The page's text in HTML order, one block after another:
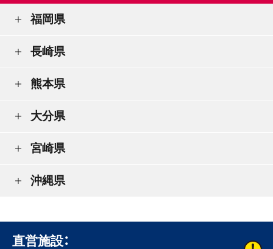
福岡県
長崎県
熊本県
大分県
宮崎県
沖縄県
直営施設：